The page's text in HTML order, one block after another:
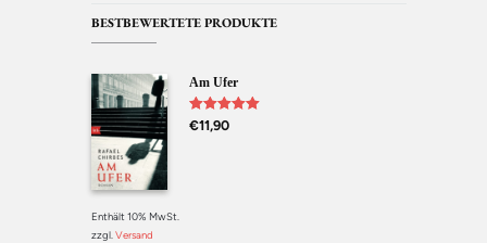
BESTBEWERTETE PRODUKTE
Am Ufer
Bewertet mit
5.00 von 5
€11,90
Enthält 10% MwSt.
zzgl. Versand